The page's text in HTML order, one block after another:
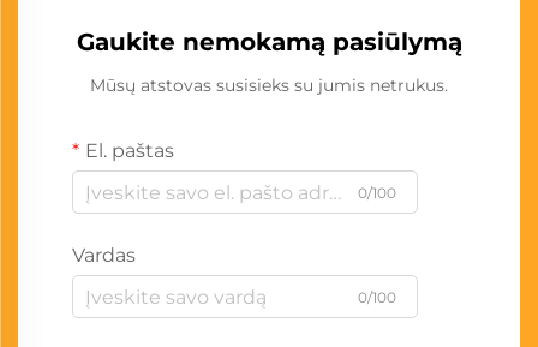
Gaukite nemokamą pasiūlymą
Mūsų atstovas susisieks su jumis netrukus.
El. paštas
0/100
Vardas
0/100